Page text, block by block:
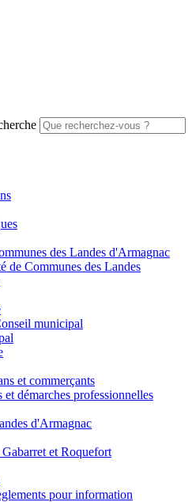
des Landes d'Armagnac
de Communes des Landes
municipal
et commerçants
démarches professionnelles
d'Armagnac
et Roquefort
pour information